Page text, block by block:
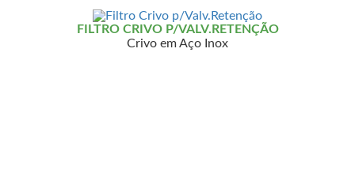
FILTRO CRIVO P/VALV.RETENÇÃO
Crivo em Aço Inox